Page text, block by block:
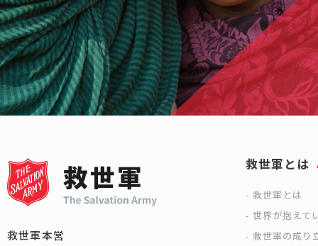
救世軍本営
救世軍とは
救世軍とは
世界が抱えて
救世軍の成り